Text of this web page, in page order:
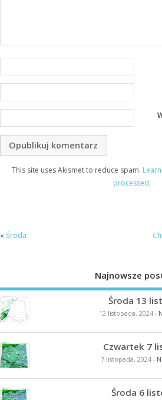
This site uses Akismet to reduce spam.
processed.
« Środa
Najnowsze
Środa 13
12 listopada, 2024-
Czwartek 7
7 listopada, 2024-
Środa 6